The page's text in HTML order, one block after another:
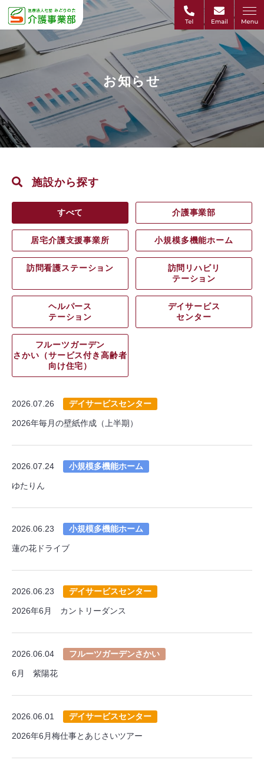
お知らせ
施設から探す
すべて 介護事業部
居宅介護支援事業所 小規模多機能ホーム
訪問看護ステーション
訪問リハビリ
テーション
ヘルパース
テーション
デイサービス
センター
フルーツガーデン
さかい（サービス付き高齢者
向け住宅）
2026.07.26 デイサービスセンター
2026年毎月の壁紙作成（上半期）
2026.07.24 小規模多機能ホーム
ゆたりん
2026.06.23 小規模多機能ホーム
蓮の花ドライブ
2026.06.23 デイサービスセンター
2026年6月 カントリーダンス
2026.06.04 フルーツガーデンさかい
6月 紫陽花
2026.06.01 デイサービスセンター
2026年6月梅仕事とあじさいツアー